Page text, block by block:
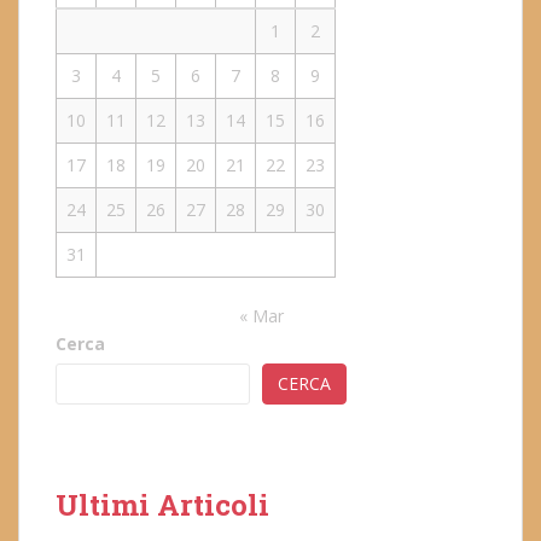
1
2
3
4 5 6 7 8
9
10
11 12 13 14 15
16
17
18 19 20 21 22
23
24
25 26 27 28 29
30
31
« Mar
Cerca
CERCA
Ultimi Articoli